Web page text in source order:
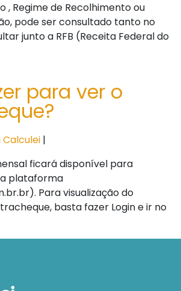
, Regime de Recolhimento ou
pode ser consultado tanto no
junto a RFB (Receita Federal do
para ver o
Calculei |
ficará disponível para
plataforma
Para visualização do
basta fazer Login e ir no